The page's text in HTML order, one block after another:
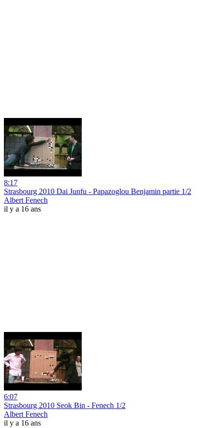
8:17
Strasbourg 2010 Dai Junfu - Papazoglou Benjamin partie 1/2
Albert Fenech
il y a 16 ans
6:07
Strasbourg 2010 Seok Bin - Fenech 1/2
Albert Fenech
il y a 16 ans